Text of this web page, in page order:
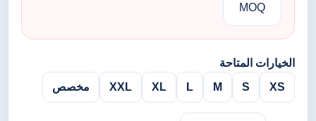
MOQ
الخيارات المتاحة
XS
S
M
L
XL
XXL مخصص